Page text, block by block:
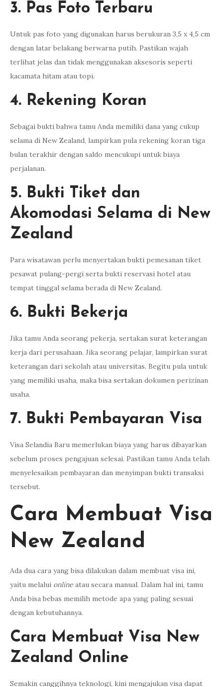
3. Pas Foto Terbaru
Untuk pas foto yang digunakan harus berukuran 3,5 x 4,5 cm
dengan latar belakang berwarna putih. Pastikan wajah
terlihat jelas dan tidak menggunakan aksesoris seperti
kacamata hitam atau topi.
4. Rekening Koran
Sebagai bukti bahwa tamu Anda memiliki dana yang cukup
selama di New Zealand, lampirkan pula rekening koran tiga
bulan terakhir dengan saldo mencukupi untuk biaya
perjalanan.
5. Bukti Tiket dan
Akomodasi Selama di New
Zealand
Para wisatawan perlu menyertakan bukti pemesanan tiket
pesawat pulang-pergi serta bukti reservasi hotel atau
tempat tinggal selama berada di New Zealand.
6. Bukti Bekerja
Jika tamu Anda seorang pekerja, sertakan surat keterangan
kerja dari perusahaan. Jika seorang pelajar, lampirkan surat
keterangan dari sekolah atau universitas. Begitu pula untuk
yang memiliki usaha, maka bisa sertakan dokumen perizinan
usaha.
7. Bukti Pembayaran Visa
Visa Selandia Baru memerlukan biaya yang harus dibayarkan
sebelum proses pengajuan selesai. Pastikan tamu Anda telah
menyelesaikan pembayaran dan menyimpan bukti transaksi
tersebut.
Cara Membuat Visa
New Zealand
Ada dua cara yang bisa dilakukan dalam membuat visa ini,
yaitu melalui online atau secara manual. Dalam hal ini, tamu
Anda bisa bebas memilih metode apa yang paling sesuai
dengan kebutuhannya.
Cara Membuat Visa New
Zealand Online
Semakin canggihnya teknologi, kini mengajukan visa dapat